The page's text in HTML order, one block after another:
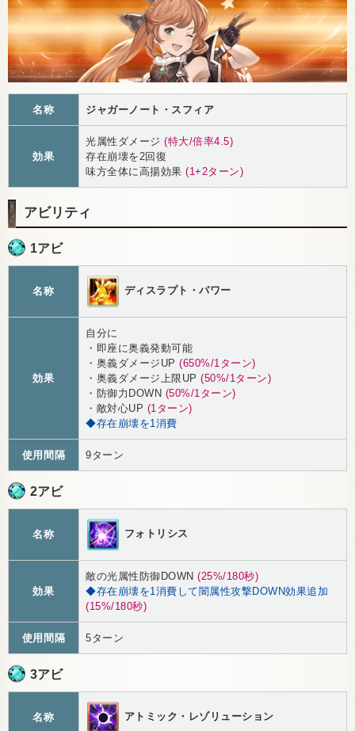
名称 ジャガーノート・スフィア
効果
光属性ダメージ (特大/倍率4.5)
存在崩壊を2回復
味方全体に高揚効果 (1+2ターン)
アビリティ
1アビ
名称 ディスラプト・パワー
効果
自分に
・即座に奥義発動可能
・奥義ダメージUP (650%/1ターン)
・奥義ダメージ上限UP (50%/1ターン)
・防御力DOWN (50%/1ターン)
・敵対心UP (1ターン)
◆存在崩壊を1消費
使用間隔 9ターン
2アビ
名称 フォトリシス
効果
敵の光属性防御DOWN (25%/180秒)
◆存在崩壊を1消費して闇属性攻撃DOWN効果追加
(15%/180秒)
使用間隔 5ターン
3アビ
名称 アトミック・レゾリューション